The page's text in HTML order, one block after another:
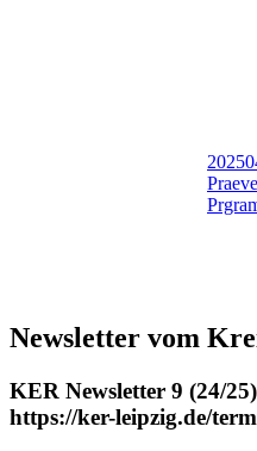
Newsletter vom
KER Newsletter 9 (24/
https://ker-leipzig.de/